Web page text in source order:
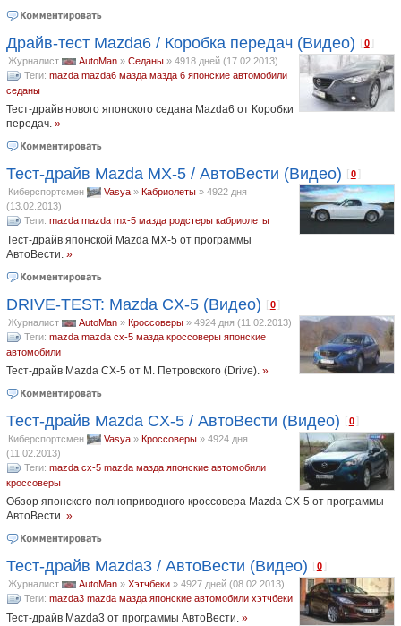
Драйв-тест Mazda6 / Коробка передач (Видео) [0 ]
Журналист AutoMan» Седаны» 4918 дней (17.02.2013)
Теги: mazda mazda6 мазда мазда 6 японские автомобили
седаны
Тест-драйв нового японского седана Mazda6 от Коробки
передач. »
Тест-драйв Mazda MX-5 / АвтоВести (Видео) [0 ]
Киберспортсмен Vasya» Кабриолеты» 4922 дня
(13.02.2013)
Теги: mazda mazda mx-5 мазда родстеры кабриолеты
Тест-драйв японской Mazda MX-5 от программы
АвтоВести. »
DRIVE-TEST: Mazda CX-5 (Видео) [0 ]
Журналист AutoMan» Кроссоверы» 4924 дня (11.02.2013)
Теги: mazda mazda cx-5 мазда кроссоверы японские
автомобили
Тест-драйв Mazda CX-5 от М. Петровского (Drive). »
Тест-драйв Mazda CX-5 / АвтоВести (Видео) [0
Киберспортсмен Vasya» Кроссоверы» 4924 дня
(11.02.2013)
Теги: mazda cx-5 mazda мазда японские автомобили
кроссоверы
Обзор японского полноприводного кроссовера Mazda CX-5 от программы
АвтоВести. »
Тест-драйв Mazda3 / АвтоВести (Видео) [0
Журналист AutoMan» Хэтчбеки» 4927 дней (08.02.2013)
Теги: mazda3 mazda мазда японские автомобили хэтчбеки
Тест-драйв Mazda3 от программы АвтоВести. »